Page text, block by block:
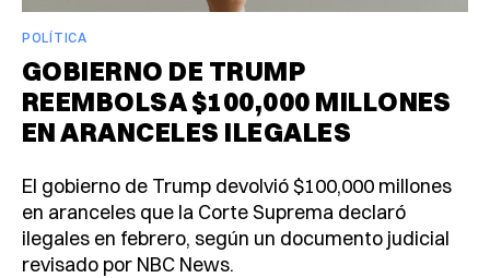
POLÍTICA
GOBIERNO DE TRUMP
REEMBOLSA $100,000 MILLONES
EN ARANCELES ILEGALES
El gobierno de Trump devolvió $100,000 millones
en aranceles que la Corte Suprema declaró
ilegales en febrero, según un documento judicial
revisado por NBC News.